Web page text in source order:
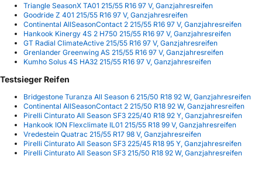
Triangle SeasonX TA01 215/55 R16 97 V, Ganzjahresreifen
Goodride Z 401 215/55 R16 97 V, Ganzjahresreifen
Continental AllSeasonContact 2 215/55 R16 97 V, Ganzjahresreifen
Hankook Kinergy 4S 2 H750 215/55 R16 97 V, Ganzjahresreifen
GT Radial ClimateActive 215/55 R16 97 V, Ganzjahresreifen
Grenlander Greenwing AS 215/55 R16 97 V, Ganzjahresreifen
Kumho Solus 4S HA32 215/55 R16 97 V, Ganzjahresreifen
Testsieger Reifen
Bridgestone Turanza All Season 6 215/50 R18 92 W, Ganzjahresreifen
Continental AllSeasonContact 2 215/50 R18 92 W, Ganzjahresreifen
Pirelli Cinturato All Season SF3 225/40 R18 92 Y, Ganzjahresreifen
Hankook ION Flexclimate IL01 215/55 R18 99 V, Ganzjahresreifen
Vredestein Quatrac 215/55 R17 98 V, Ganzjahresreifen
Pirelli Cinturato All Season SF3 225/45 R18 95 Y, Ganzjahresreifen
Pirelli Cinturato All Season SF3 215/50 R18 92 W, Ganzjahresreifen